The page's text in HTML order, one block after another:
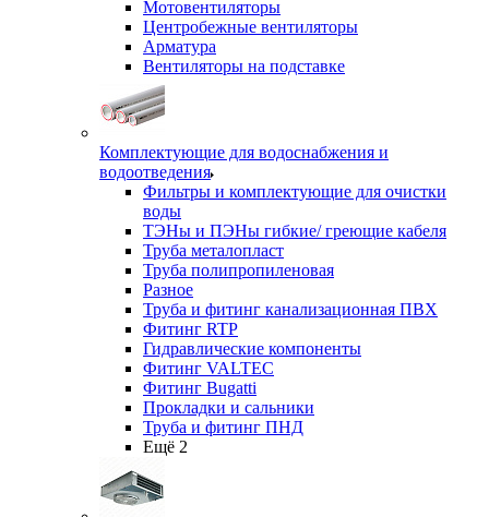
Мотовентиляторы
Центробежные вентиляторы
Арматура
Вентиляторы на подставке
Комплектующие для водоснабжения и
водоотведения
Фильтры и комплектующие для очистки
воды
ТЭНы и ПЭНы гибкие/ греющие кабеля
Труба металопласт
Труба полипропиленовая
Разное
Труба и фитинг канализационная ПВХ
Фитинг RTP
Гидравлические компоненты
Фитинг VALTEC
Фитинг Bugatti
Прокладки и сальники
Труба и фитинг ПНД
Ещё 2